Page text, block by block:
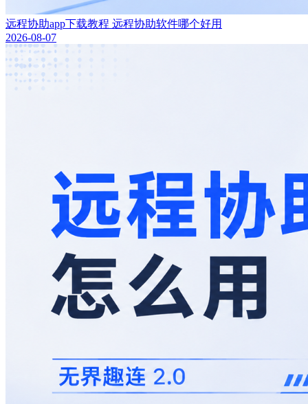
远程协助app下载教程 远程协助软件哪个好用
2026-08-07